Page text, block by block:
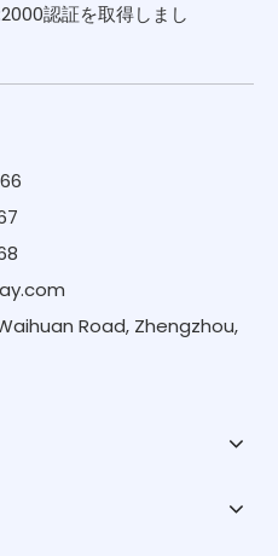
認証を取得しまし
Waihuan Road, Zhengzhou,